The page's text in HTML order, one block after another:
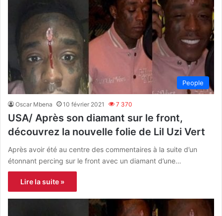
People
Oscar Mbena 10 février 2021 7 370
USA/ Après son diamant sur le front,
découvrez la nouvelle folie de Lil Uzi Vert
Après avoir été au centre des commentaires à la suite d’un
étonnant percing sur le front avec un diamant d’une…
Lire la suite »